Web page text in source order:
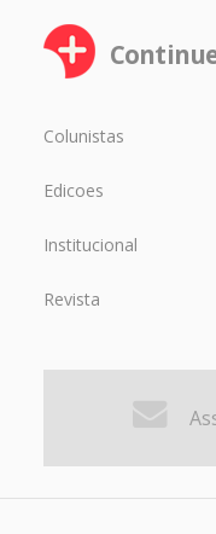
Colunistas
Edicoes
Institucional
Revista